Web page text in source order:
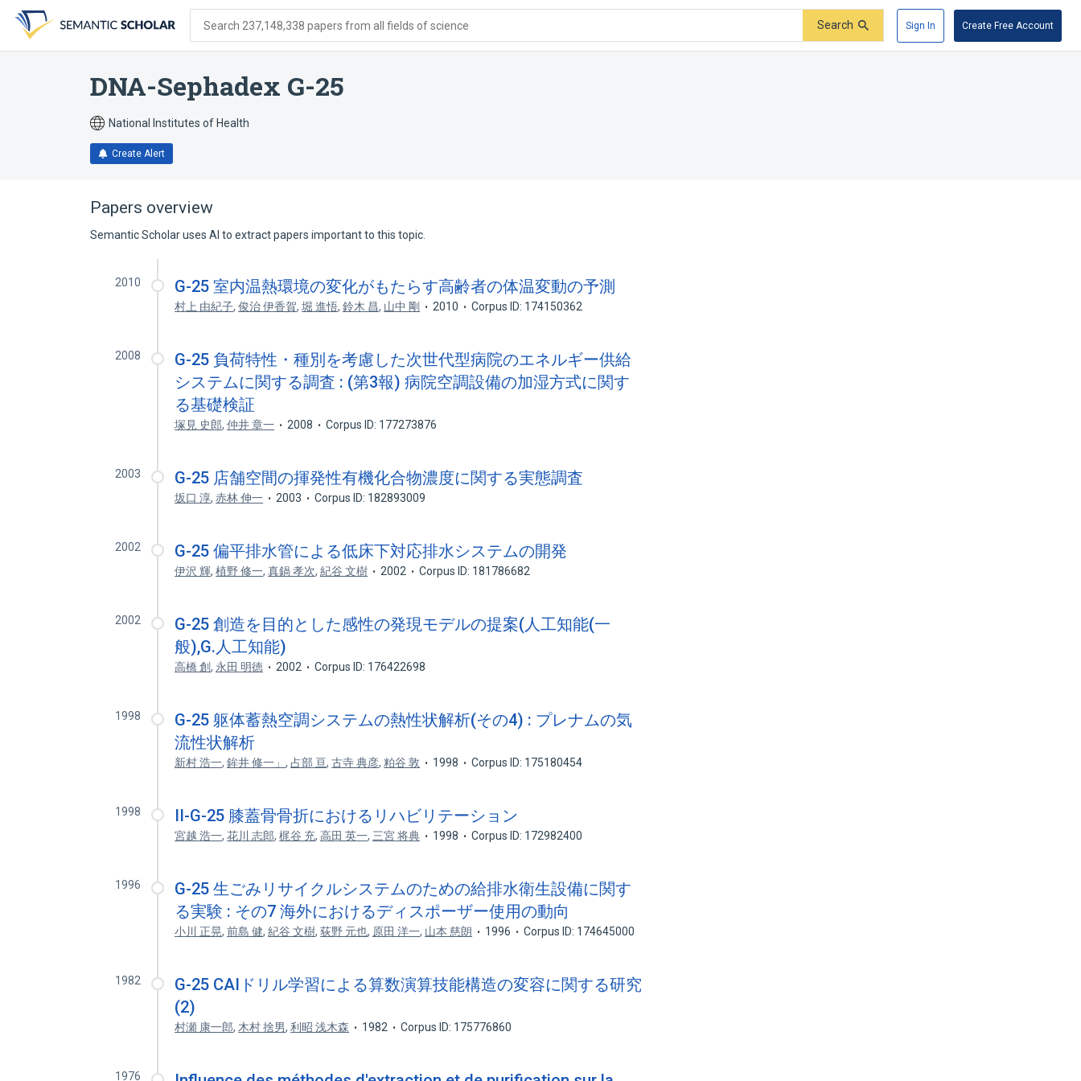
search
form
content
account
menu
Search 237,148,338 papers from all fields of science Search Sign In Create Free Account
DNA-Sephadex G-25
National Institutes of Health
Create Alert
Papers overview
Semantic Scholar uses AI to extract papers important to this topic.
2010 G-25 室内温熱環境の変化がもたらす高齢者の体温変動の予測
村上 由紀子,俊治 伊香賀,堀 進悟,鈴木 昌, 山中 剛 2010 Corpus ID: 174150362
2008
G-25 負荷特性・種別を考慮した次世代型病院のエネルギー供給
システムに関する調査 : (第3報) 病院空調設備の加湿方式に関す
る基礎検証
塚見 史郎,仲井 章一 2008 Corpus ID: 177273876
2003 G-25 店舗空間の揮発性有機化合物濃度に関する実態調査
坂口 淳,赤林 伸一 2003 Corpus ID: 182893009
2002 G-25 偏平排水管による低床下対応排水システムの開発
伊沢 輝,植野 修一,真鍋 孝次,紀谷 文樹 2002 Corpus ID: 181786682
2002
G-25 創造を目的とした感性の発現モデルの提案(人工知能(一
般),G.人工知能)
高橋 創, 永田 明徳 2002 Corpus ID: 176422698
1998
G-25 躯体蓄熱空調システムの熱性状解析(その4) : プレナムの気
流性状解析
新村 浩一,鉾井 修一」,占部 亘,古寺 典彦,粕谷 敦 1998 Corpus ID: 175180454
1998 II-G-25 膝蓋骨骨折におけるリハビリテーション
宮越 浩一,花川 志郎,梶谷 充,高田 英一, 三宮 将典 1998 Corpus ID: 172982400
1996
G-25 生ごみリサイクルシステムのための給排水衛生設備に関す
る実験 : その7 海外におけるディスポーザー使用の動向
小川 正晃,前島 健,紀谷 文樹,荻野 元也, 原田 洋一, 山本 慈朗 1996 Corpus ID: 174645000
1982
G-25 CAIドリル学習による算数演算技能構造の変容に関する研究
(2)
村瀬 康一郎, 木村 捨男,利昭 浅木森 1982 Corpus ID: 175776860
1976